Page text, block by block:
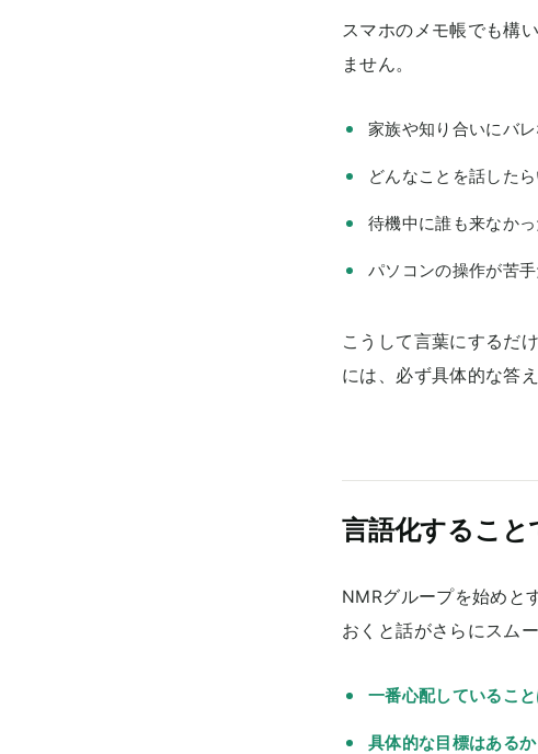
スマホのメモ帳でも構
ません。
家族や知り合いにバ
どんなことを話した
待機中に誰も来なか
パソコンの操作が苦
こうして言葉にするだ
には、必ず具体的な答
言語化すること
NMRグループを始めと
おくと話がさらにスム
一番心配しているこ
具体的な目標はあるか